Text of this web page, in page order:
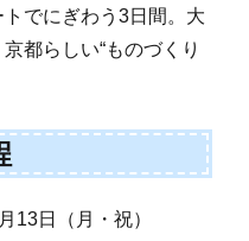
でにぎわう3日間。大
都らしい“ものづくり
13日（月・祝）